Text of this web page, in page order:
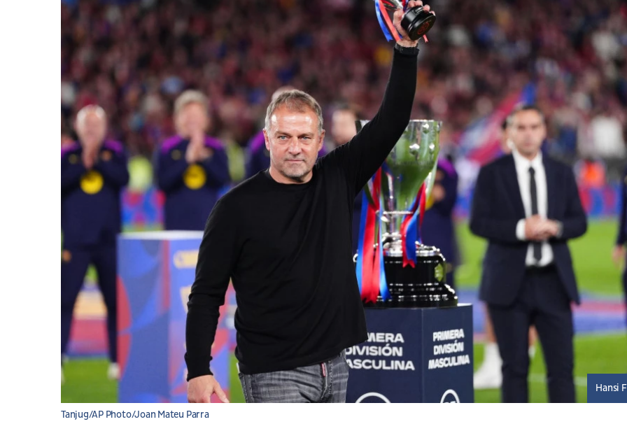
Tanjug/AP Photo/Joan Mateu Parra
Hansi